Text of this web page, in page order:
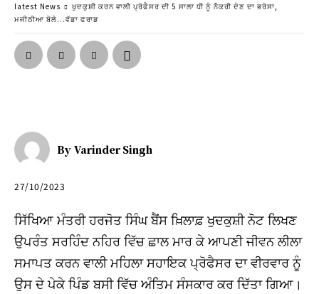
latest News
ਖੁਦਕੁਸ਼ੀ ਕਰਨ ਵਾਲੀ ਪ੍ਰੋਫੈਸਰ ਦੀ 5 ਸਾਲਾ ਧੀ ਨੂੰ ਨੌਕਰੀ ਦੇਣ ਦਾ ਭਰੋਸਾ,
ਮਜੀਠੀਆ ਬੋਲੇ...ਵੱਡਾ ਫਰਾਡ
By Varinder Singh
27/10/2023
ਸਿੱਖਿਆ ਮੰਤਰੀ ਹਰਜੋਤ ਸਿੰਘ ਬੈਂਸ ਖ਼ਿਲਾਫ਼ ਖੁਦਕੁਸ਼ੀ ਨੋਟ ਲਿਖਣ
ਉਪਰੰਤ ਸਰਹਿੰਦ ਨਹਿਰ ਵਿੱਚ ਛਾਲ ਮਾਰ ਕੇ ਆਪਣੀ ਜੀਵਨ ਲੀਲਾ
ਸਮਾਪਤ ਕਰਨ ਵਾਲੀ ਮਹਿਲਾ ਸਹਾਇਕ ਪ੍ਰੋਫੈਸਰ ਦਾ ਵੀਰਵਾਰ ਨੂੰ
ਉਸ ਦੇ ਪੇਕੇ ਪਿੰਡ ਬਸੀ ਵਿੱਚ ਅੰਤਿਮ ਸੰਸਕਾਰ ਕਰ ਦਿੱਤਾ ਗਿਆ।